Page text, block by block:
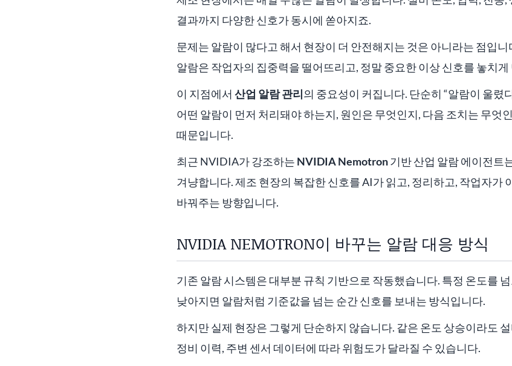
결과까지 다양한 신호가 동시에 쏟아지죠.
문제는 알람이 많다고 해서 현장이 더 안전해지는 것은 아니라는 점입니
알람은 작업자의 집중력을 떨어뜨리고, 정말 중요한 이상 신호를 놓치게
이 지점에서 산업 알람 관리의 중요성이 커집니다. 단순히 “알람이 울렸
어떤 알람이 먼저 처리돼야 하는지, 원인은 무엇인지, 다음 조치는 무엇
때문입니다.
최근 NVIDIA가 강조하는 NVIDIA Nemotron기반 산업 알람 에이전트
겨냥합니다. 제조 현장의 복잡한 신호를 AI가 읽고, 정리하고, 작업자가
바꿔주는 방향입니다.
NVIDIA NEMOTRON이 바꾸는 알람 대응 방식
기존 알람 시스템은 대부분 규칙 기반으로 작동했습니다. 특정 온도를
낮아지면 알람처럼 기준값을 넘는 순간 신호를 보내는 방식입니다.
하지만 실제 현장은 그렇게 단순하지 않습니다. 같은 온도 상승이라도
정비 이력, 주변 센서 데이터에 따라 위험도가 달라질 수 있습니다.